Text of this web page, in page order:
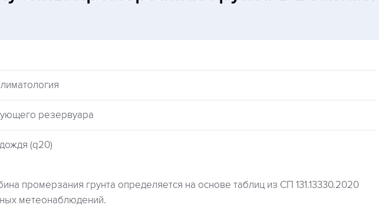
резервуара
(q20)
промерзания грунта определяется на основе таблиц из СП 131.13330.2020
метеонаблюдений.